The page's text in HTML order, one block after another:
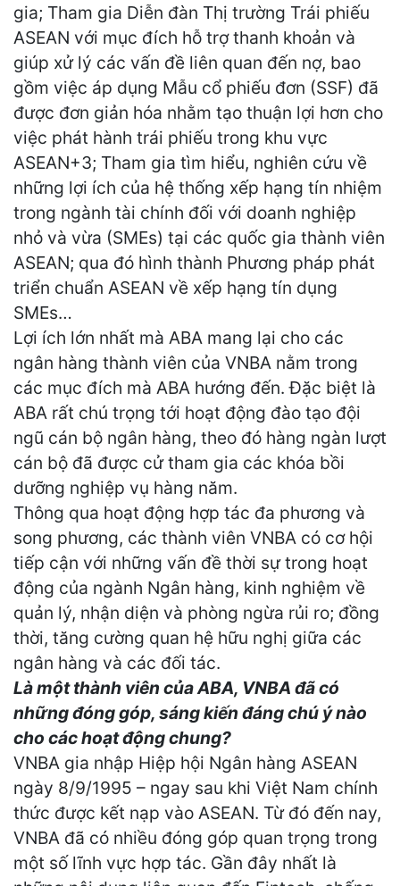
gia; Tham gia Diễn đàn Thị trường Trái phiếu
ASEAN với mục đích hỗ trợ thanh khoản và
giúp xử lý các vấn đề liên quan đến nợ, bao
gồm việc áp dụng Mẫu cổ phiếu đơn (SSF) đã
được đơn giản hóa nhằm tạo thuận lợi hơn cho
việc phát hành trái phiếu trong khu vực
ASEAN+3; Tham gia tìm hiểu, nghiên cứu về
những lợi ích của hệ thống xếp hạng tín nhiệm
trong ngành tài chính đối với doanh nghiệp
nhỏ và vừa (SMEs) tại các quốc gia thành viên
ASEAN; qua đó hình thành Phương pháp phát
triển chuẩn ASEAN về xếp hạng tín dụng
SMEs…
Lợi ích lớn nhất mà ABA mang lại cho các
ngân hàng thành viên của VNBA nằm trong
các mục đích mà ABA hướng đến. Đặc biệt là
ABA rất chú trọng tới hoạt động đào tạo đội
ngũ cán bộ ngân hàng, theo đó hàng ngàn lượt
cán bộ đã được cử tham gia các khóa bồi
dưỡng nghiệp vụ hàng năm.
Thông qua hoạt động hợp tác đa phương và
song phương, các thành viên VNBA có cơ hội
tiếp cận với những vấn đề thời sự trong hoạt
động của ngành Ngân hàng, kinh nghiệm về
quản lý, nhận diện và phòng ngừa rủi ro; đồng
thời, tăng cường quan hệ hữu nghị giữa các
ngân hàng và các đối tác.
Là một thành viên của ABA, VNBA đã có
những đóng góp, sáng kiến đáng chú ý nào
cho các hoạt động chung?
VNBA gia nhập Hiệp hội Ngân hàng ASEAN
ngày 8/9/1995 – ngay sau khi Việt Nam chính
thức được kết nạp vào ASEAN. Từ đó đến nay,
VNBA đã có nhiều đóng góp quan trọng trong
một số lĩnh vực hợp tác. Gần đây nhất là